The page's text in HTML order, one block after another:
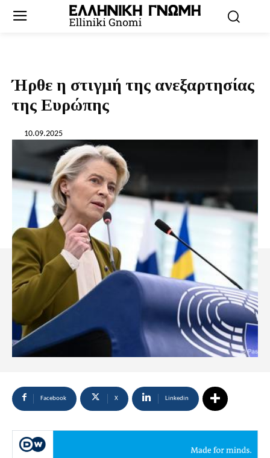
Ήρθε η στιγμή της ανεξαρτησίας
της Ευρώπης
10.09.2025
Facebook X Linkedin